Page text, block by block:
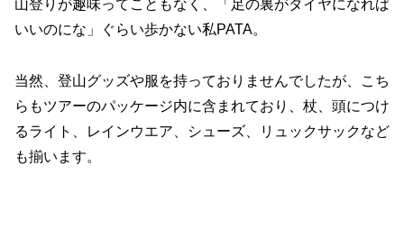
山登りが趣味ってこともなく、「足の裏がタイヤになれば
いいのにな」ぐらい歩かない私PATA。
当然、登山グッズや服を持っておりませんでしたが、こち
らもツアーのパッケージ内に含まれており、杖、頭につけ
るライト、レインウエア、シューズ、リュックサックなど
も揃います。